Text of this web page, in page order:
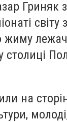
Гриняк
світу з
жиму
столиці
на